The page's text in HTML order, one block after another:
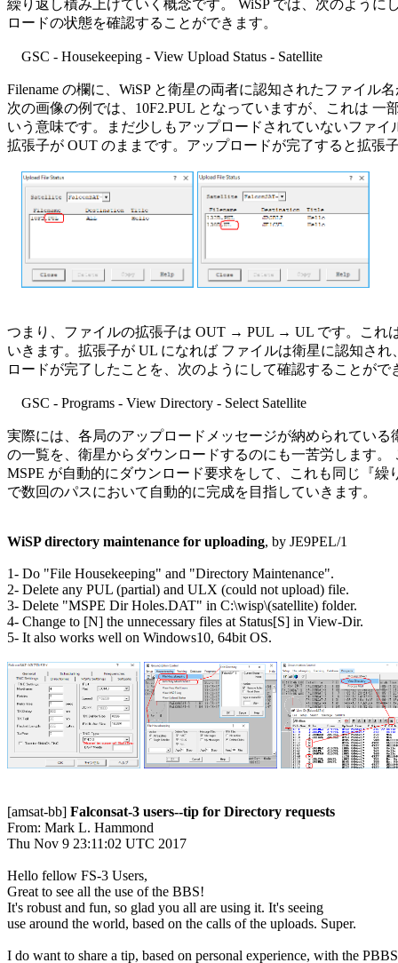
繰り返し積み上げていく概念です。 WiSP では、次のように
ロードの状態を確認することができます。
GSC - Housekeeping - View Upload Status - Satellite
Filename の欄に、WiSP と衛星の両者に認知されたファイル
次の画像の例では、10F2.PUL となっていますが、これは 一
いう意味です。まだ少しもアップロードされていないファイ
拡張子が OUT のままです。アップロードが完了すると拡張
つまり、ファイルの拡張子は OUT → PUL → UL です。これ
いきます。拡張子が UL になれば ファイルは衛星に認知され
ロードが完了したことを、次のようにして確認することがで
GSC - Programs - View Directory - Select Satellite
実際には、各局のアップロードメッセージが納められている
の一覧を、衛星からダウンロードするのにも一苦労します。
MSPE が自動的にダウンロード要求をして、これも同じ『繰
で数回のパスにおいて自動的に完成を目指していきます。
WiSP directory maintenance for uploading, by JE9PEL/1
1- Do "File Housekeeping" and "Directory Maintenance".
2- Delete any PUL (partial) and ULX (could not upload) file.
3- Delete "MSPE Dir Holes.DAT" in C:\wisp\(satellite) folder.
4- Change to [N] the unnecessary files at Status[S] in View-Dir.
5- It also works well on Windows10, 64bit OS.
[amsat-bb] Falconsat-3 users--tip for Directory requests
From: Mark L. Hammond
Thu Nov 9 23:11:02 UTC 2017
Hello fellow FS-3 Users,
Great to see all the use of the BBS!
It's robust and fun, so glad you all are using it. It's seeing
use around the world, based on the calls of the uploads. Super.
I do want to share a tip, based on personal experience, with the